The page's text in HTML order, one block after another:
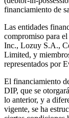
financiamiento de
Las entidades
compromiso para
Inc., Lozuy S.A.,
Limited, y
representados por
El financiamiento
DIP, que se
lo anterior, y a
vigente, se ha